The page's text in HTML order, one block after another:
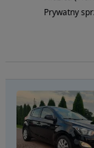
Prywatny